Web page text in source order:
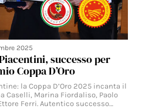
2025
successo per
Coppa D’Oro
la Coppa D’Oro 2025 incanta il
Caselli, Marina Fiordaliso, Paolo
Ferri. Autentico successo…